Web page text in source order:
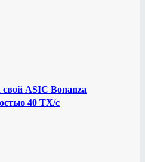
ASIC Bonanza
40 ТХ/с